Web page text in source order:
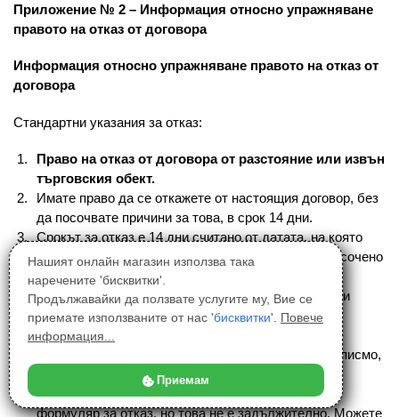
Приложение № 2 – Информация относно упражняване
правото на отказ от договора
Информация относно упражняване правото на отказ от
договора
Стандартни указания за отказ:
Право на отказ от договора от разстояние или извън
търговския обект.
Имате право да се откажете от настоящия договор, без
да посочвате причини за това, в срок 14 дни.
Срокът за отказ е 14 дни считано от датата, на която
Вие или трето лице, различно от превозвача и посочено
от Вас, сте влезли във владение на стоките.
За да упражните правото си на отказ, трябва да ни
уведомите на контактните данни, посочени на
dobavki.club и за решението си да се откажете от
договора с недвусмислено заявление (например писмо,
изпратено по електронна поща).
Можете да използвате приложения стандартен
формуляр за отказ, но това не е задължително. Можете
Нашият онлайн магазин използва така
наречените 'бисквитки'.
Продължавайки да ползвате услугите му, Вие се
приемате използваните от нас 'бисквитки'. Повече
информация...
Приемам